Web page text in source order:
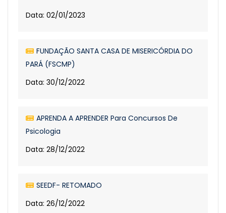
Data: 02/01/2023
FUNDAÇÃO SANTA CASA DE MISERICÓRDIA DO
PARÁ (FSCMP)
Data: 30/12/2022
APRENDA A APRENDER Para Concursos De
Psicologia
Data: 28/12/2022
SEEDF- RETOMADO
Data: 26/12/2022